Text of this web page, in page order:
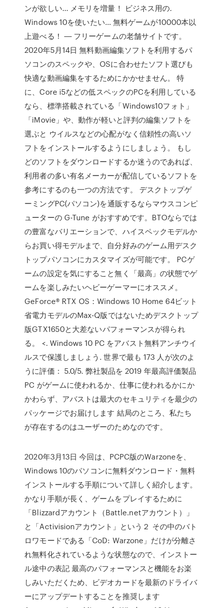
ンが欲しい… メモリを増量！ ビジネス用の.
Windows 10を使いたい… 無料ゲームが10000本以
上遊べる！ ― フリーゲームの老舗サイトです。
2020年5月14日 無料動画編集ソフトを利用するパ
ソコンのスペックや、OSに合わせたソフト選びも
快適な動画編集をするためにかかせません。 特
に、Core i5などの低スペックのPCを利用している
なら、標準搭載されている「Windows10フォト」
「iMovie」や、動作が軽いと評判の編集ソフトを
選ぶと ウイルスなどの心配がなく信頼性の高いソ
フトをインストールするようにしましょう。 もし
どのソフトをダウンロードするか迷うのであれば、
利用者の多い有名メーカーが配信しているソフトを
参考にするのも一つの方法です。 デスクトップゲ
ーミングPC(パソコン)を通販するならマウスコンピ
ューターの G-Tune がおすすめです。BTOならでは
の豊富なバリエーションで、ハイスペックモデルか
らお買い得モデルまで、自分好みのゲーム用デスク
トップパソコンにカスタマイズが可能です。 PCゲ
ームの設定を気にすること無く「最高」の状態でゲ
ームを楽しみたいヘビーゲーマーにオススメ。
GeForce® RTX OS：Windows 10 Home 64ビット
省電力モデルのMax-Q版ではないためデスクトップ
版GTX1650と大差ないパフォーマンスが得られ
る。 <. Windows 10 PC をアバスト無料アンチウイ
ルスで保護しましょう. 世界で最も 173 人が次のよ
うに評価： 5.0/5. 弊社製品を 2019 年最高評価製品
PC がゲームに使われるか、仕事に使われるかにか
かわらず、アバストは最大のセキュリティを最少の
パッケージでお届けします 結局のところ、私たち
が存在するのはユーザーのためなのです。
2020年3月13日 今回は、PCPC版のWarzoneを、
Windows 10のパソコンに無料ダウンロード・無料
インストールする手順について詳しく紹介します。
かなり手順が長く、ゲームをプレイするために
「Blizzardアカウント（Battle.netアカウント）」
と「Activisionアカウント」という２ その中のバト
ロワモードである「CoD: Warzone」だけが分離さ
れ無料化されているような状態なので、インストー
ル途中の表記 最高のパフォーマンスと機能をお楽
しみいただくため、ビデオカードを最新のドライバ
ーにアップデートすることを推奨します